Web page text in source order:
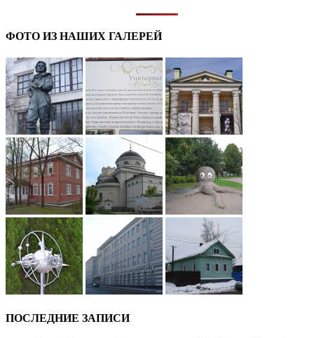
ФОТО ИЗ НАШИХ ГАЛЕРЕЙ
ПОСЛЕДНИЕ ЗАПИСИ